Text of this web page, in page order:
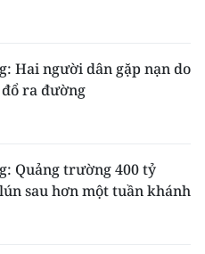
Hai người dân gặp nạn do
ra đường
Quảng trường 400 tỷ
sau hơn một tuần khánh